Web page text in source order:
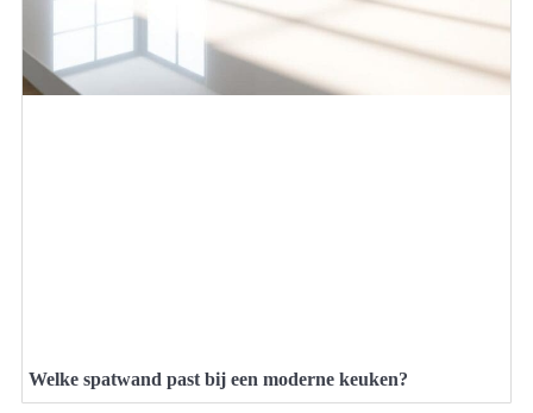
Welke spatwand past bij een moderne keuken?